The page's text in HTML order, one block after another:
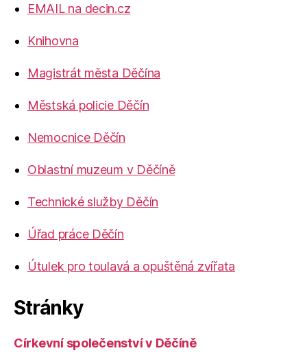
EMAIL na decin.cz
Knihovna
Magistrát města Děčína
Městská policie Děčín
Nemocnice Děčín
Oblastní muzeum v Děčíně
Technické služby Děčín
Úřad práce Děčín
Útulek pro toulavá a opuštěná zvířata
Stránky
Církevní společenství v Děčíně